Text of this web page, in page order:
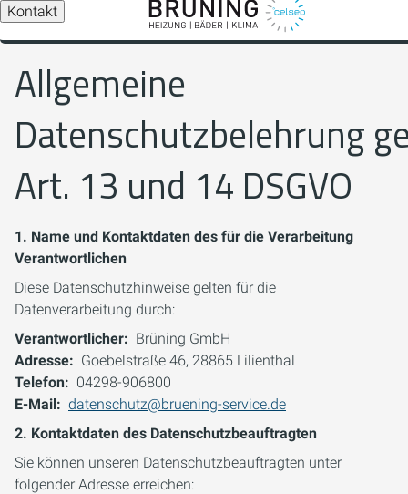
Kontakt
Allgemeine
Datenschutzbelehrung
Art. 13 und 14 DSGVO
1. Name und Kontaktdaten des für die Verarbeitung
Verantwortlichen
Diese Datenschutzhinweise gelten für die
Datenverarbeitung durch:
Verantwortlicher: Brüning GmbH
Adresse: Goebelstraße 46, 28865 Lilienthal
Telefon: 04298-906800
E-Mail: datenschutz@bruening-service.de
2. Kontaktdaten des Datenschutzbeauftragten
Sie können unseren Datenschutzbeauftragten unter
folgender Adresse erreichen: